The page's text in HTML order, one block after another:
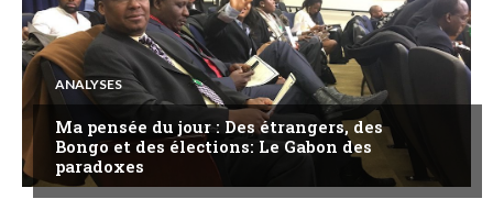
ANALYSES
Ma pensée du jour : Des étrangers, des
Bongo et des élections: Le Gabon des
paradoxes